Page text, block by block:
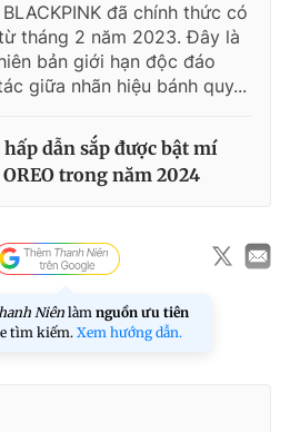
đã chính thức có
tháng 2 năm 2023. Đây là
bản giới hạn độc đáo
giữa nhãn hiệu bánh quy...
dẫn sắp được bật mí
trong năm 2024
Niên làm nguồn ưu tiên
tìm kiếm.Xem hướng dẫn.